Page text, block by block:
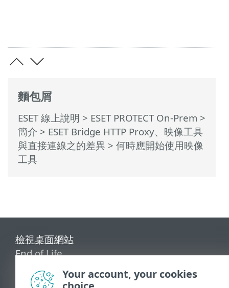
麵包屑
ESET 線上說明 > ESET PROTECT On-Prem >
簡介 > ESET Bridge HTTP Proxy、映像工具
與直接連線之的差異 > 何時應開始使用映像
工具
檢視桌面網站
End of Life
ESET 論壇
Your account, your cookies